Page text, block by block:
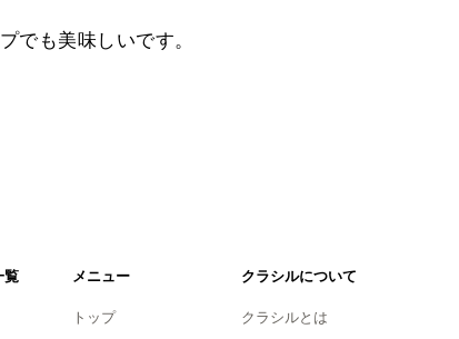
でも美味しいです。
覧 メニュー
トップ
クラシルについて
クラシルとは